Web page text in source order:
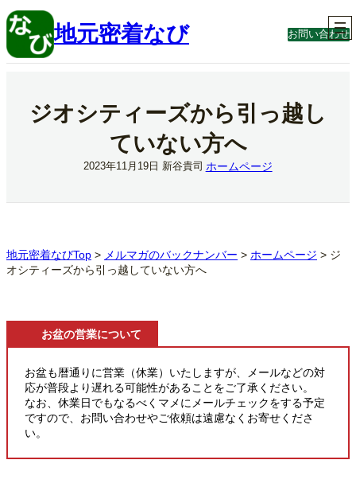
内
容
ス
地元密着なび お問い合わせ
ジオシティーズから引っ越し
ていない方へ
2023年11月19日 新谷貴司 ホームページ
地元密着なびTop > メルマガのバックナンバー > ホームページ > ジ
オシティーズから引っ越していない方へ
お盆の営業について
お盆も暦通りに営業（休業）いたしますが、メールなどの対
応が普段より遅れる可能性があることをご了承ください。
なお、休業日でもなるべくマメにメールチェックをする予定
ですので、お問い合わせやご依頼は遠慮なくお寄せくださ
い。